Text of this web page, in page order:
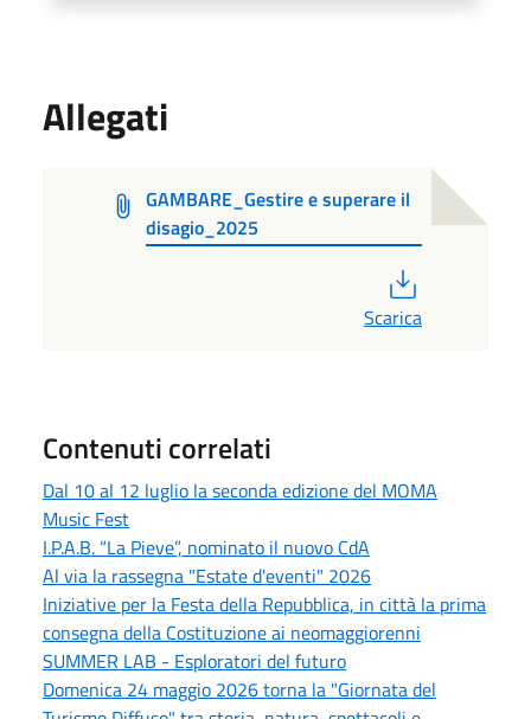
Allegati
GAMBARE_Gestire e superare il
disagio_2025
Scarica
Contenuti correlati
Dal 10 al 12 luglio la seconda edizione del MOMA
Music Fest
I.P.A.B. “La Pieve”, nominato il nuovo CdA
Al via la rassegna "Estate d'eventi" 2026
Iniziative per la Festa della Repubblica, in città la prima
consegna della Costituzione ai neomaggiorenni
SUMMER LAB - Esploratori del futuro
Domenica 24 maggio 2026 torna la "Giornata del